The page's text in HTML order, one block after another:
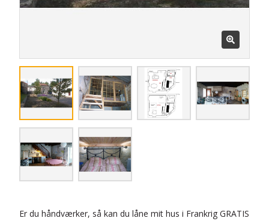
Er du håndværker, så kan du låne mit hus i Frankrig GRATIS